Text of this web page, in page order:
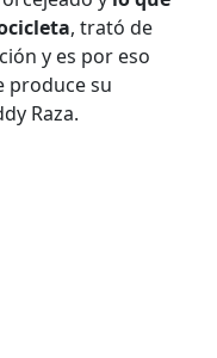
, trató de
y es por eso
produce su
Raza.